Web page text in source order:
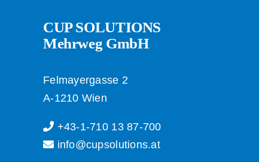
CUP SOLUTIONS
Mehrweg GmbH
Felmayergasse 2
A-1210 Wien
+43-1-710 13 87-700
info@cupsolutions.at